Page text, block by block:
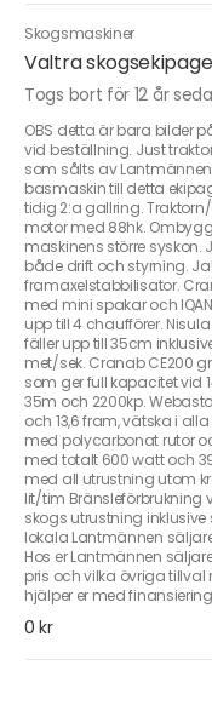
Skogsmaskiner
Valtra
Togs bort för 12 år
OBS detta är bara bilder
vid beställning. Just
som sålts av
basmaskin till detta
tidig 2:a gallring.
motor med 88hk.
maskinens större syskon.
både drift och styrning.
framaxelstabbilisator.
med mini spakar och
upp till 4 chaufförer.
fäller upp till 35cm
met/sek. Cranab CE200
som ger full kapacitet vid
35m och 2200kp.
och 13,6 fram, vätska i
med polycarbonat rutor
med totalt 600 watt och
med all utrustning utom
lit/tim Bränsleförbrukning
skogs utrustning
lokala Lantmännen
Hos er Lantmännen
pris och vilka övriga
hjälper er med
0 kr